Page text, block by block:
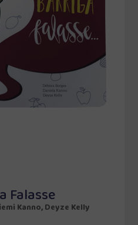
Falasse
Kanno, Deyze Kelly